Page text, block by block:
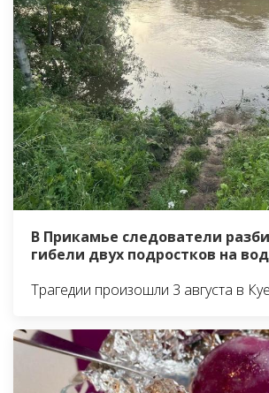
В Прикамье следователи
гибели двух подростков на
Трагедии произошли 3 августа в